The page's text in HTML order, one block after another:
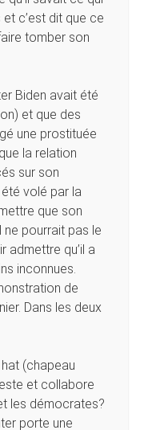
c’est dit que ce
tomber son
Biden avait été
et que des
une prostituée
la relation
sur son
volé par la
que son
pourrait pas le
admettre qu’il a
inconnues.
de
Dans les deux
(chapeau
et collabore
les démocrates?
porte une